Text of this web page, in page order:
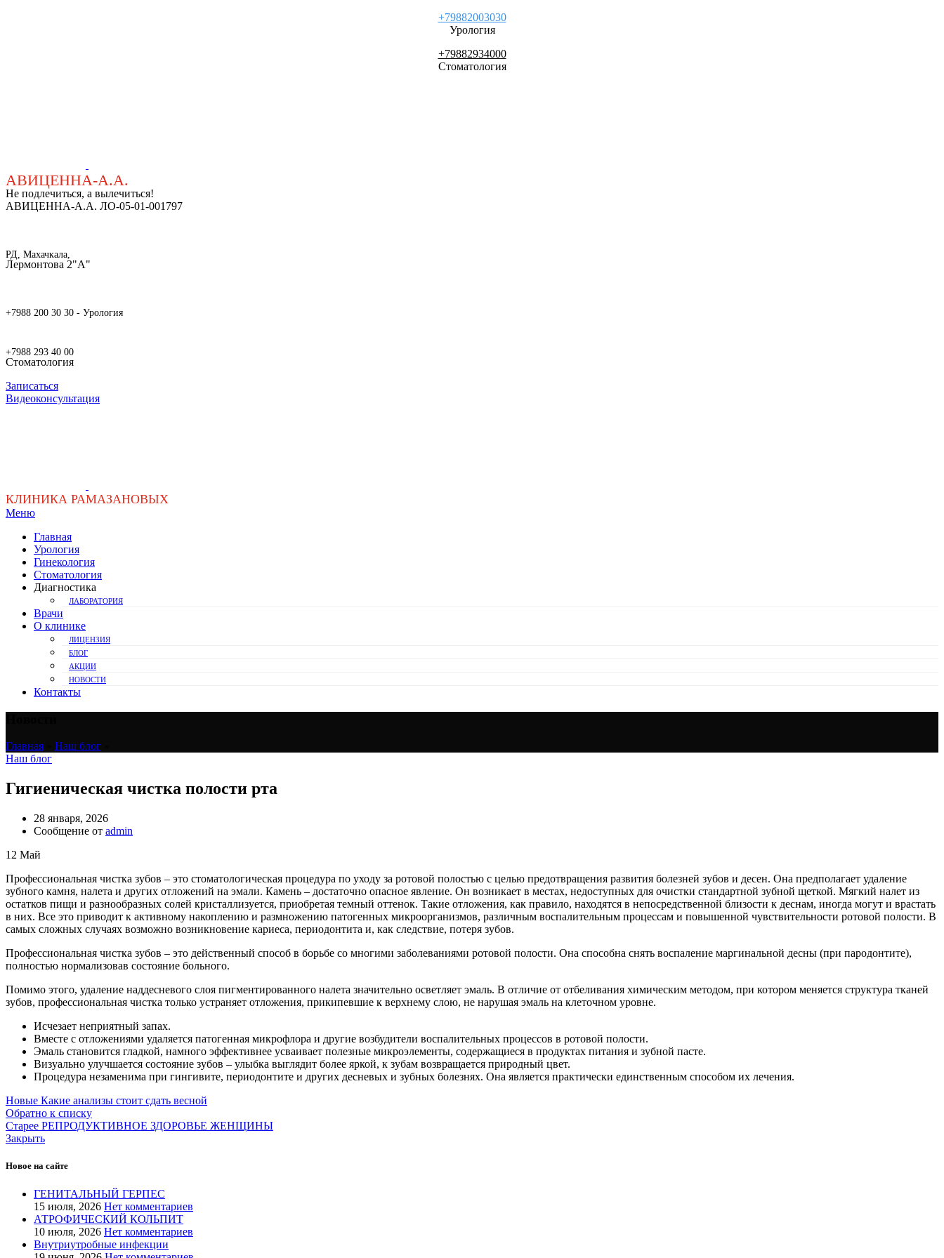
+79882003030
Урология
+79882934000
Стоматология
АВИЦЕННА-А.А.
Не подлечиться, а вылечиться!
АВИЦЕННА-А.А. ЛО-05-01-001797
РД, Махачкала,
Лермонтова 2"А"
+7988 200 30 30 - Урология
+7988 293 40 00
Стоматология
Записаться
Видеоконсультация
КЛИНИКА РАМАЗАНОВЫХ
Меню
Главная
Урология
Гинекология
Стоматология
Диагностика
ЛАБОРАТОРИЯ
Врачи
О клинике
ЛИЦЕНЗИЯ
БЛОГ
АКЦИИ
НОВОСТИ
Контакты
Главная Наш блог
Наш блог
Гигиеническая чистка полости рта
28 января, 2026
Сообщение от admin
12 Май
Профессиональная чистка зубов – это стоматологическая процедура по уходу за ротовой полостью с целью предотвращения развития болезней зубов и десен. Она предполагает удаление
зубного камня, налета и других отложений на эмали. Камень – достаточно опасное явление. Он возникает в местах, недоступных для очистки стандартной зубной щеткой. Мягкий налет из
остатков пищи и разнообразных солей кристаллизуется, приобретая темный оттенок. Такие отложения, как правило, находятся в непосредственной близости к деснам, иногда могут и врастать
в них. Все это приводит к активному накоплению и размножению патогенных микроорганизмов, различным воспалительным процессам и повышенной чувствительности ротовой полости. В
самых сложных случаях возможно возникновение кариеса, периодонтита и, как следствие, потеря зубов.
Профессиональная чистка зубов – это действенный способ в борьбе со многими заболеваниями ротовой полости. Она способна снять воспаление маргинальной десны (при пародонтите),
полностью нормализовав состояние больного.
Помимо этого, удаление наддесневого слоя пигментированного налета значительно осветляет эмаль. В отличие от отбеливания химическим методом, при котором меняется структура тканей
зубов, профессиональная чистка только устраняет отложения, прикипевшие к верхнему слою, не нарушая эмаль на клеточном уровне.
Исчезает неприятный запах.
Вместе с отложениями удаляется патогенная микрофлора и другие возбудители воспалительных процессов в ротовой полости.
Эмаль становится гладкой, намного эффективнее усваивает полезные микроэлементы, содержащиеся в продуктах питания и зубной пасте.
Визуально улучшается состояние зубов – улыбка выглядит более яркой, к зубам возвращается природный цвет.
Процедура незаменима при гингивите, периодонтите и других десневых и зубных болезнях. Она является практически единственным способом их лечения.
Новые Какие анализы стоит сдать весной
Обратно к списку
Старее РЕПРОДУКТИВНОЕ ЗДОРОВЬЕ ЖЕНЩИНЫ
Закрыть
Новое на сайте
ГЕ­НИТАЛЬ­НЫЙ ГЕР­ПЕС
15 июля, 2026 Нет комментариев
АТРОФИЧЕСКИЙ КОЛЬПИТ
10 июля, 2026 Нет комментариев
Внутриутробные инфекции